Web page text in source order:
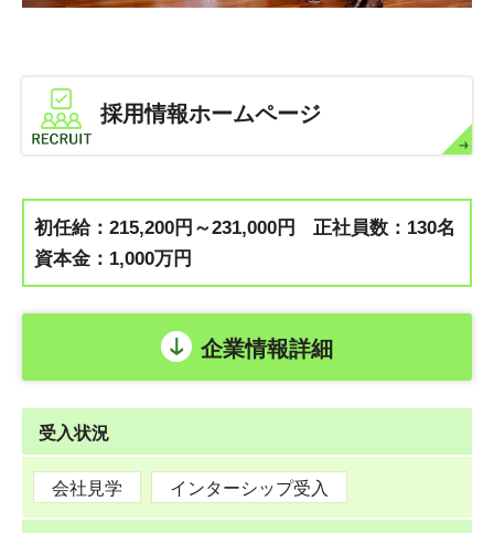
採用情報ホームページ
初任給：215,200円～231,000円
正社員数：130名
資本金：1,000万円
企業情報詳細
受入状況
会社見学 インターシップ受入